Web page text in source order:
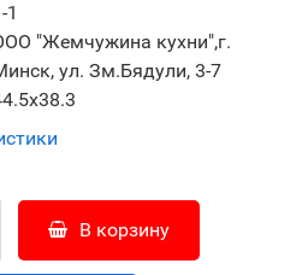
1
"Жемчужина кухни",г.
ул. Зм.Бядули, 3-7
В корзину